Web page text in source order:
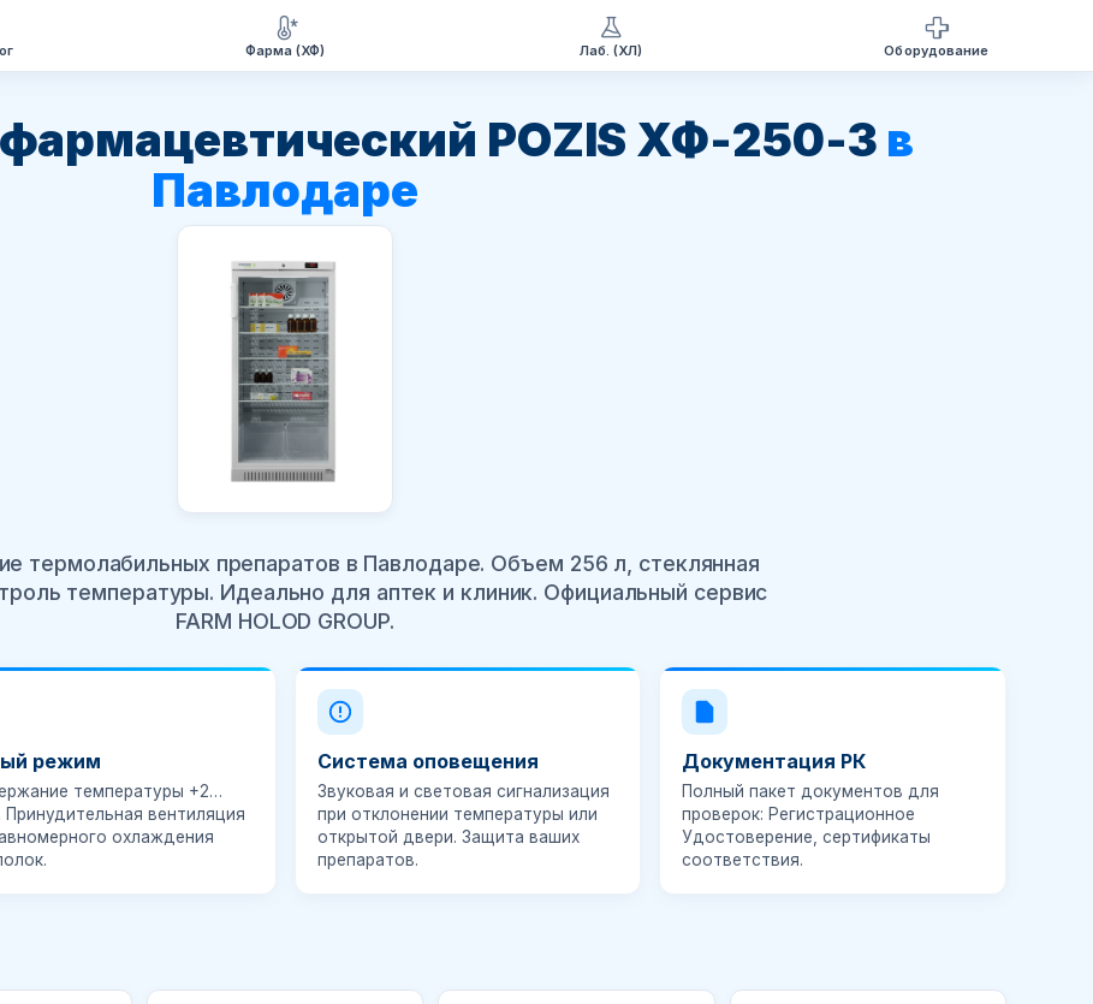
POZIS ХФ-250-3 в
Павлодаре
термолабильных препаратов в Павлодаре. Объем 256 л, стеклянная
температуры. Идеально для аптек и клиник. Официальный сервис
FARM HOLOD GROUP.
режим
температуры +2…
. Принудительная вентиляция
охлаждения
Система оповещения
Звуковая и световая сигнализация
при отклонении температуры или
открытой двери. Защита ваших
препаратов.
Документация РК
Полный пакет документов для
проверок: Регистрационное
Удостоверение , сертификаты
соответствия.
Фарма (ХФ) Лаб. (ХЛ) Оборудование